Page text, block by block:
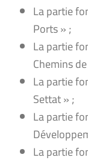
La partie
Ports » ;
La partie
Chemins
La partie
Settat » ;
La partie
La partie